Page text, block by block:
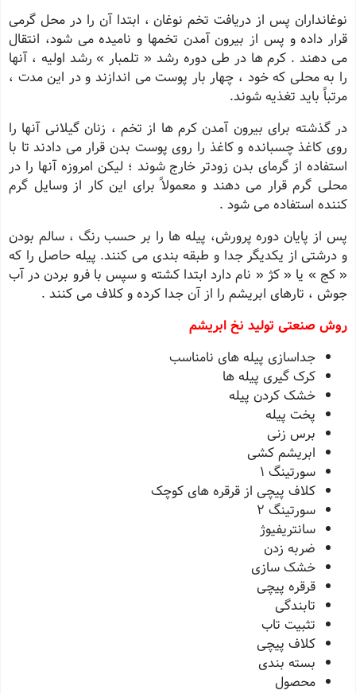
نوغانداران پس از دریافت تخم نوغان ، ابتدا آن را در محل گرمی
قرار داده و پس از بیرون آمدن تخمها و نامیده می شود، انتقال
می دهند . کرم ها در طی دوره رشد « تلمبار » رشد اولیه ، آنها
را به محلی که خود ، چهار بار پوست می اندازند و در این مدت ،
مرتباً باید تغذیه شوند.
در گذشته برای بیرون آمدن کرم ها از تخم ، زنان گیلانی آنها را
روی کاغذ چسبانده و کاغذ را روی پوست بدن قرار می دادند تا با
استفاده از گرمای بدن زودتر خارج شوند ؛ لیکن امروزه آنها را در
محلی گرم قرار می دهند و معمولاً برای این کار از وسایل گرم
کننده استفاده می شود .
پس از پایان دوره پرورش، پیله ها را بر حسب رنگ ، سالم بودن
و درشتی از یکدیگر جدا و طبقه بندی می کنند. پیله حاصل را که
« کج » یا « کژ « نام دارد ابتدا کشته و سپس با فرو بردن در آب
جوش ، تارهای ابریشم را از آن جدا کرده و کلاف می کنند .
روش صنعتی تولید نخ ابریشم
جداسازی پیله های نامناسب
کرک گیری پیله ها
خشک کردن پیله
پخت پیله
برس زنی
ابریشم کشی
سورتینگ 1
کلاف پیچی از قرقره های کوچک
سورتینگ 2
سانتریفیوژ
ضربه زدن
خشک سازی
قرقره پیچی
تابندگی
تثبیت تاب
کلاف پیچی
بسته بندی
محصول